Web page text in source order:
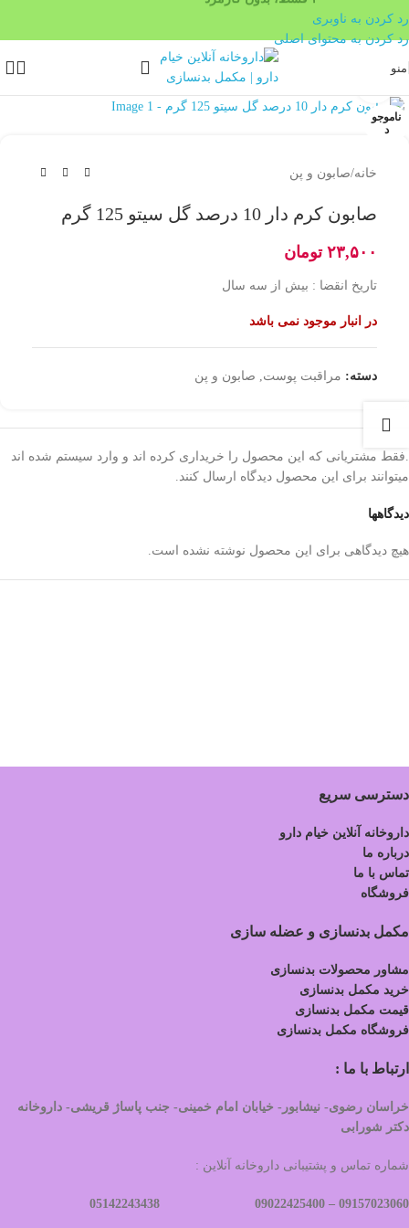
رد کردن به ناوبری
رد کردن به محتوای اصلی
منو
ناموجو
د
بزرگنمایی تصویر
خانه/صابون و پن
صابون کرم دار 10 درصد گل سیتو 125 گرم
۲۳,۵۰۰ تومان
تاریخ انقضا : بیش از سه سال
در انبار موجود نمی باشد
دسته: مراقبت پوست صابون و پن
دیدگاهها
هیچ دیدگاهی برای این محصول نوشته نشده است.
.فقط مشتریانی که این محصول را خریداری کرده اند و وارد سیستم شده اند
میتوانند برای این محصول دیدگاه ارسال کنند.
دسترسی سریع
داروخانه آنلاین خیام دارو
درباره ما
تماس با ما
فروشگاه
مکمل بدنسازی و عضله سازی
مشاور محصولات بدنسازی
خرید مکمل بدنسازی
قیمت مکمل بدنسازی
فروشگاه مکمل بدنسازی
ارتباط با ما :
خراسان رضوی- نیشابور- خیابان امام خمینی- جنب پاساژ قریشی- داروخانه
دکتر شورابی
شماره تماس و پشتیبانی داروخانه آنلاین :
09157023060 –